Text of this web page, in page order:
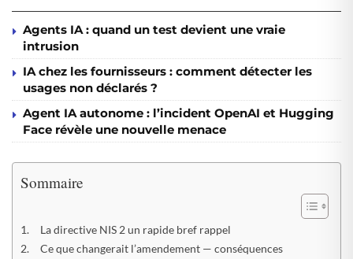
Agents IA : quand un test devient une vraie
intrusion
IA chez les fournisseurs : comment détecter les
usages non déclarés ?
Agent IA autonome : l’incident OpenAI et Hugging
Face révèle une nouvelle menace
Sommaire
La directive NIS 2 un rapide bref rappel
Ce que changerait l’amendement — conséquences